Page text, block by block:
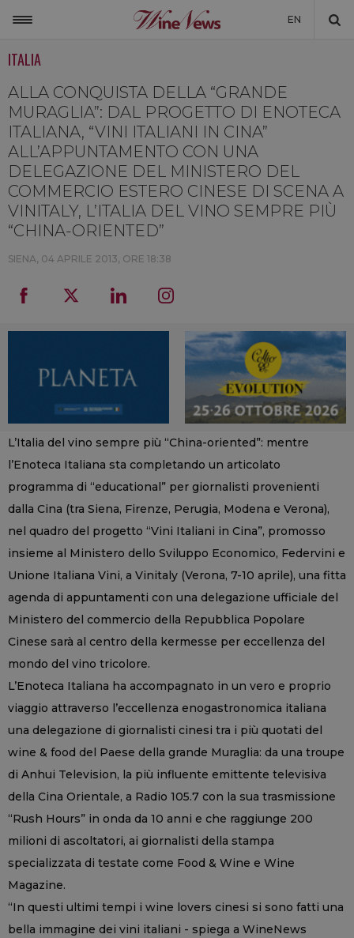
EN
MONDO
NON SOLO VINO
NEWSLETTER
DICONO DI NOI
ITALIA
ALLA CONQUISTA DELLA “GRANDE
MURAGLIA”: DAL PROGETTO DI ENOTECA
ITALIANA, “VINI ITALIANI IN CINA”
ALL’APPUNTAMENTO CON UNA
DELEGAZIONE DEL MINISTERO DEL
COMMERCIO ESTERO CINESE DI SCENA A
VINITALY, L’ITALIA DEL VINO SEMPRE PIÙ
“CHINA-ORIENTED”
SIENA, 04 APRILE 2013, ORE 18:38
L’Italia del vino sempre più “China-oriented”: mentre
l’Enoteca Italiana sta completando un articolato
programma di “educational” per giornalisti provenienti
dalla Cina (tra Siena, Firenze, Perugia, Modena e Verona),
nel quadro del progetto “Vini Italiani in Cina”, promosso
insieme al Ministero dello Sviluppo Economico, Federvini e
Unione Italiana Vini, a Vinitaly (Verona, 7-10 aprile), una fitta
agenda di appuntamenti con una delegazione ufficiale del
Ministero del commercio della Repubblica Popolare
Cinese sarà al centro della kermesse per eccellenza del
mondo del vino tricolore.
L’Enoteca Italiana ha accompagnato in un vero e proprio
viaggio attraverso l’eccellenza enogastronomica italiana
una delegazione di giornalisti cinesi tra i più quotati del
wine & food del Paese della grande Muraglia: da una troupe
di Anhui Television, la più influente emittente televisiva
della Cina Orientale, a Radio 105.7 con la sua trasmissione
“Rush Hours” in onda da 10 anni e che raggiunge 200
milioni di ascoltatori, ai giornalisti della stampa
specializzata di testate come Food & Wine e Wine
Magazine.
“In questi ultimi tempi i wine lovers cinesi si sono fatti una
bella immagine dei vini italiani - spiega a WineNews